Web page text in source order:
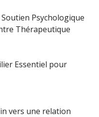
Psychologique
Thérapeutique
Essentiel pour
vers une relation